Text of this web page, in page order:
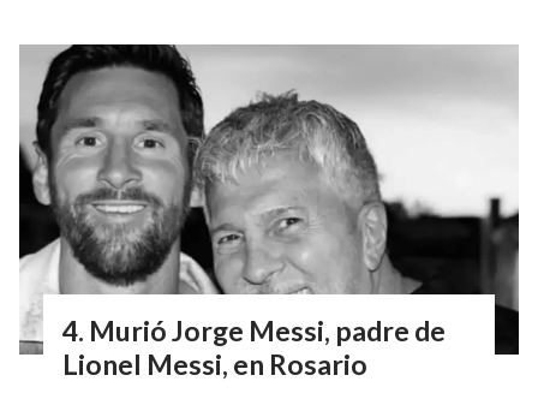
Murió Jorge Messi, padre de
Lionel Messi, en Rosario